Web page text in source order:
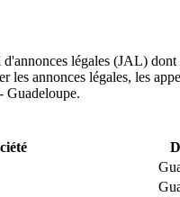
légales (JAL) dont
annonces légales, les
Guadeloupe.